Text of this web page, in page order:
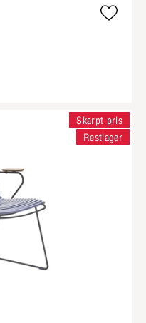
Skarpt pris
Restlager